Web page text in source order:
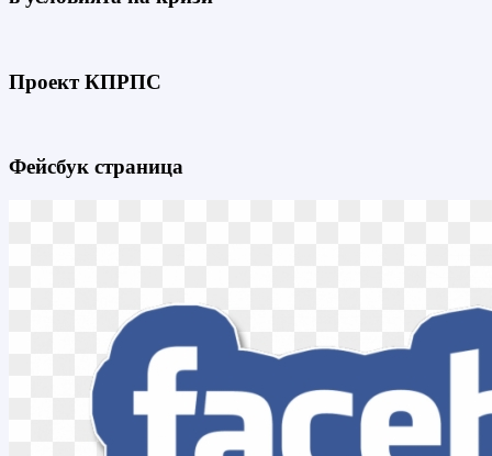
Проект КПРПС
Фейсбук страница